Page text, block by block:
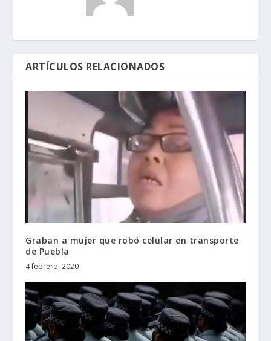
ARTÍCULOS RELACIONADOS
Graban a mujer que robó celular en transporte
de Puebla
4 febrero, 2020